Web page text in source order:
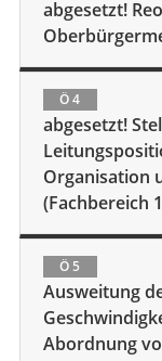
abgesetzt!
Ö 4
abgesetzt!
Organisation
(Fachbereich
Ö 5
Ausweitung
Abordnung